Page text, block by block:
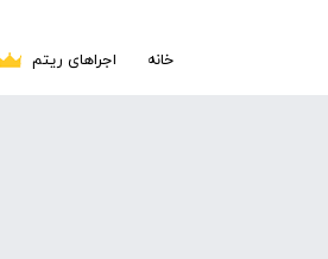
خانه اجراهای ریتم